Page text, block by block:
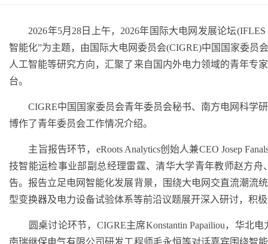
2026年5月28日上午，2026年国际大电网发展论坛(IFLES
智能化”为主题，由国际大电网委员会(CIGRE)中国国家委
人工智能等研究方向，汇聚了来自国内外电力领域的青年专
台。
CIGRE中国国家委员会青年委员会秘书、南方电网科学
博作了青年委员会工作情况介绍。
主旨报告环节，eRoots Analytics创始人兼CEO Josep
技智能运检事业部副总经理雷霆、清华大学青年教师赵方
告。报告立足电网智能化发展背景，围绕大电网交直流潮流
型变换器及电力设备试验体系等前沿议题展开深入研讨，积
圆桌讨论环节，CIGRE主席Konstantin Papailiou，华北
南瑞继保电气有限公司研发工程师毛永恒等对话嘉宾围绕智